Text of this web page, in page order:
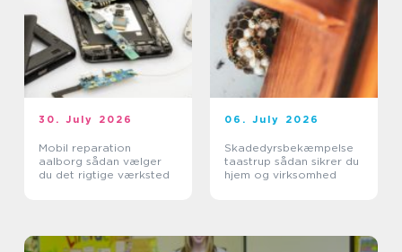
30. July 2026
Mobil reparation
aalborg sådan vælger
du det rigtige værksted
06. July 2026
Skadedyrsbekæmpelse
taastrup sådan sikrer du
hjem og virksomhed